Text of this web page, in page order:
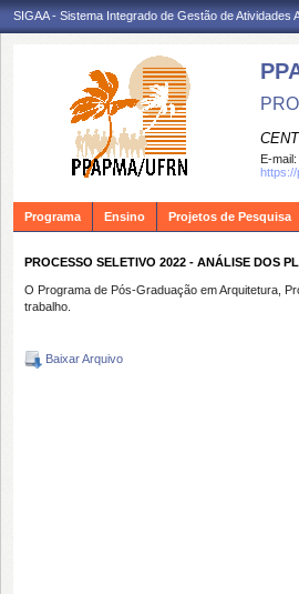
SIGAA - Sistema Integrado de Gestão de Atividades
E-mail:
Programa Ensino Projetos de Pesquisa
PROCESSO SELETIVO 2022 - ANÁLISE DOS
O Programa de Pós-Graduação em Arquitetura,
trabalho.
Baixar Arquivo